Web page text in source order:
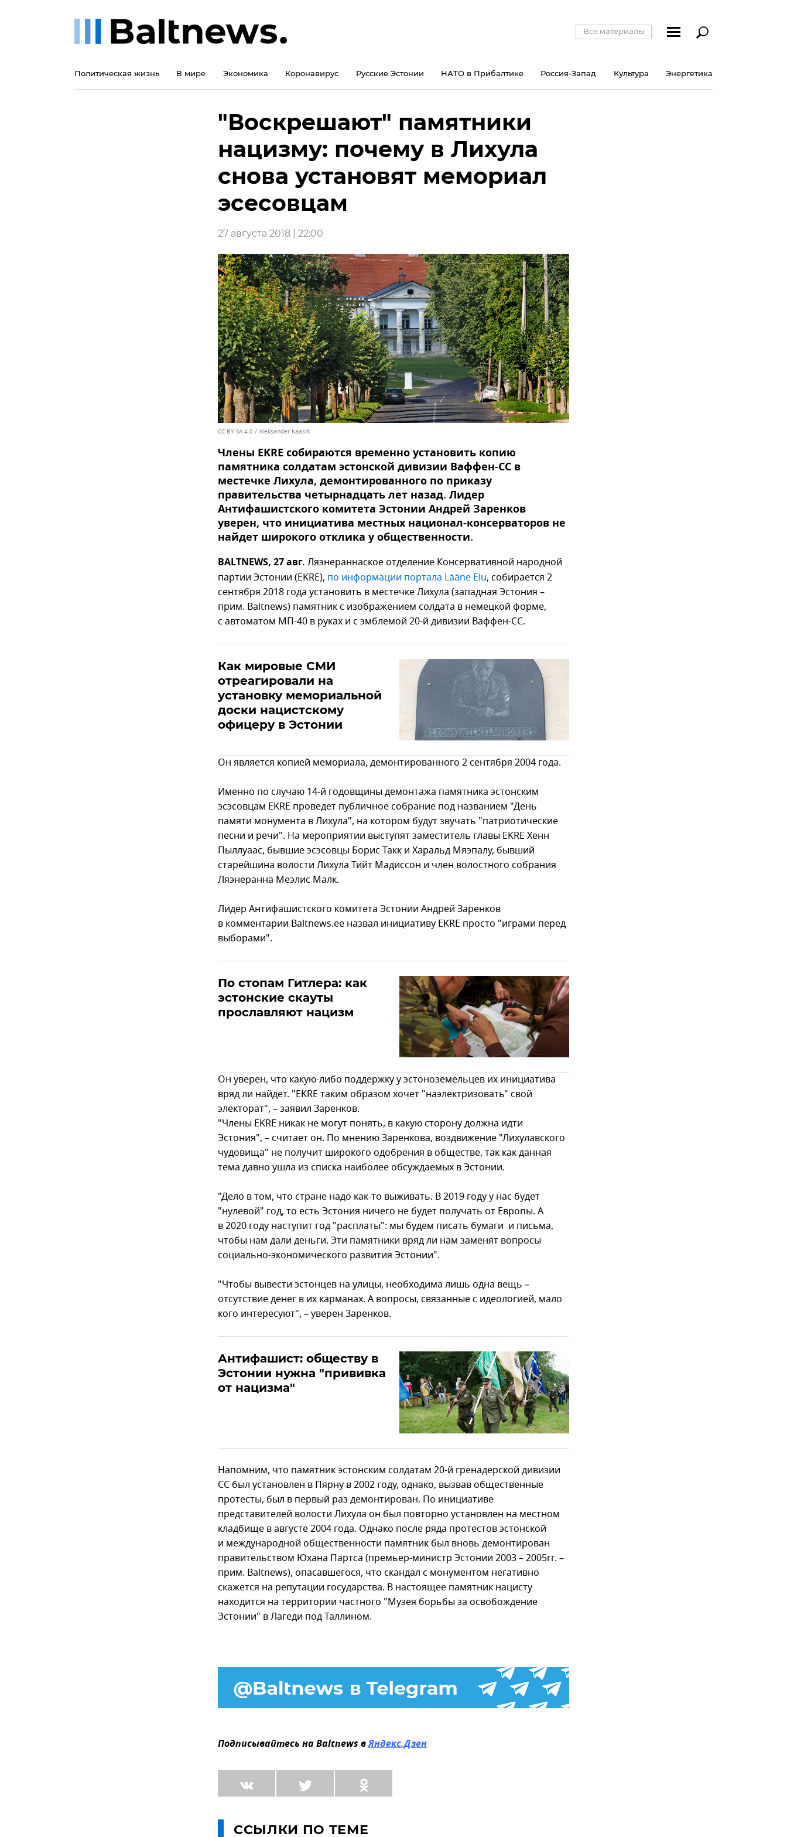
Все материалы
Политическая жизнь В мире Экономика Коронавирус Русские Эстонии НАТО в Прибалтике Россия-Запад Культура Энергетика
"Воскрешают" памятники
нацизму: почему в Лихула
снова установят мемориал
эсесовцам
27 августа 2018 | 22:00
CC BY-SA 4.0 / Aleksander Kaasik
Члены EKRE собираются временно установить копию
памятника солдатам эстонской дивизии Ваффен-СС в
местечке Лихула, демонтированного по приказу
правительства четырнадцать лет назад. Лидер
Антифашистского комитета Эстонии Андрей Заренков
уверен, что инициатива местных национал-консерваторов не
найдет широкого отклика у общественности.
BALTNEWS, 27 авг. Ляэнераннаское отделение Консервативной народной
партии Эстонии (EKRE), по информации портала Lääne Elu, собирается 2
сентября 2018 года установить в местечке Лихула (западная Эстония –
прим. Baltnews) памятник с изображением солдата в немецкой форме,
с автоматом МП-40 в руках и с эмблемой 20-й дивизии Ваффен-СС.
Как мировые СМИ
отреагировали на
установку мемориальной
доски нацистскому
офицеру в Эстонии
Он является копией мемориала, демонтированного 2 сентября 2004 года.
Именно по случаю 14-й годовщины демонтажа памятника эстонским
эсэсовцам EKRE проведет публичное собрание под названием "День
памяти монумента в Лихула", на котором будут звучать "патриотические
песни и речи". На мероприятии выступят заместитель главы EKRE Хенн
Пыллуаас, бывшие эсэсовцы Борис Такк и Харальд Мяэпалу, бывший
старейшина волости Лихула Тийт Мадиссон и член волостного собрания
Ляэнеранна Меэлис Малк.
Лидер Антифашистского комитета Эстонии Андрей Заренков
в комментарии Baltnews.ee назвал инициативу EKRE просто "играми перед
выборами".
По стопам Гитлера: как
эстонские скауты
прославляют нацизм
Он уверен, что какую-либо поддержку у эстоноземельцев их инициатива
вряд ли найдет. "EKRE таким образом хочет "наэлектризовать" свой
электорат", – заявил Заренков.
"Члены EKRE никак не могут понять, в какую сторону должна идти
Эстония", – считает он. По мнению Заренкова, воздвижение "Лихулавского
чудовища" не получит широкого одобрения в обществе, так как данная
тема давно ушла из списка наиболее обсуждаемых в Эстонии.
"Дело в том, что стране надо как-то выживать. В 2019 году у нас будет
"нулевой" год, то есть Эстония ничего не будет получать от Европы. А
в 2020 году наступит год "расплаты": мы будем писать бумаги и письма,
чтобы нам дали деньги. Эти памятники вряд ли нам заменят вопросы
социально-экономического развития Эстонии".
"Чтобы вывести эстонцев на улицы, необходима лишь одна вещь –
отсутствие денег в их карманах. А вопросы, связанные с идеологией, мало
кого интересуют", – уверен Заренков.
Антифашист: обществу в
Эстонии нужна "прививка
от нацизма"
Напомним, что памятник эстонским солдатам 20-й гренадерской дивизии
СС был установлен в Пярну в 2002 году, однако, вызвав общественные
протесты, был в первый раз демонтирован. По инициативе
представителей волости Лихула он был повторно установлен на местном
кладбище в августе 2004 года. Однако после ряда протестов эстонской
и международной общественности памятник был вновь демонтирован
правительством Юхана Партса (премьер-министр Эстонии 2003 – 2005гг. –
прим. Baltnews), опасавшегося, что скандал с монументом негативно
скажется на репутации государства. В настоящее памятник нацисту
находится на территории частного "Музея борьбы за освобождение
Эстонии" в Лагеди под Таллином.
Подписывайтесь на Baltnews вЯндекс.Дзен
ССЫЛКИ ПО ТЕМЕ